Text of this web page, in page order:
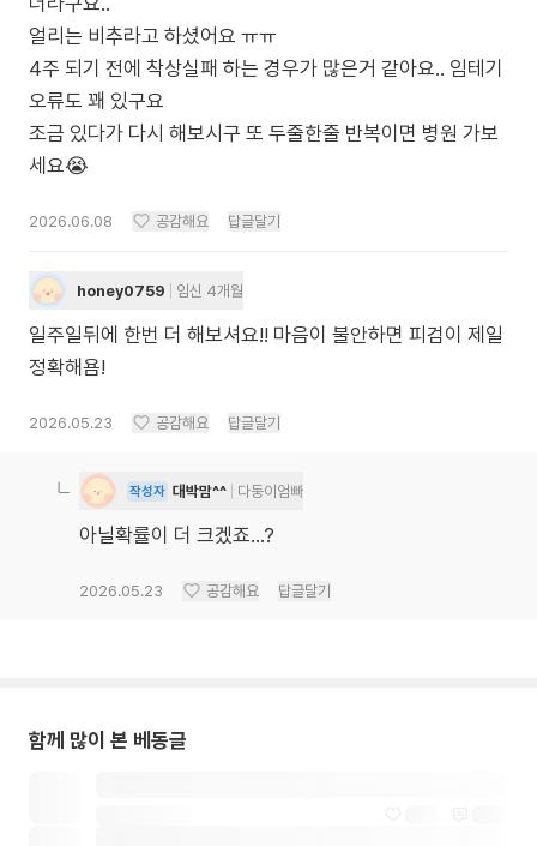
얼리는 비추라고 하셨어요 ㅠㅠ
4주 되기 전에 착상실패 하는 경우가 많은거 같아요.. 임테기
오류도 꽤 있구요
조금 있다가 다시 해보시구 또 두줄한줄 반복이면 병원 가보
세요😭
2026.06.08 공감해요 답글달기
honey0759 임신 4개월
일주일뒤에 한번 더 해보셔요!! 마음이 불안하면 피검이 제일
정확해욤!
2026.05.23 공감해요 답글달기
작성자 대박맘^^ 다둥이엄빠
아닐확률이 더 크겠죠...?
2026.05.23 공감해요 답글달기
함께 많이 본 베동글